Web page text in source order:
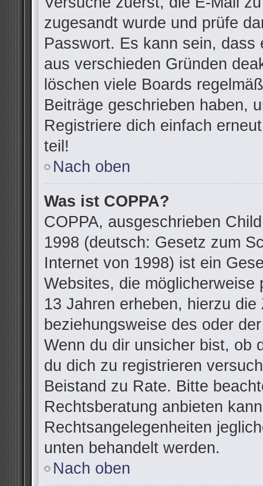
zugesandt wurde und prüfe
Passwort. Es kann sein, dass
aus verschieden Gründen
löschen viele Boards
Beiträge geschrieben haben,
Registriere dich einfach
teil!
Nach oben
Was ist COPPA?
COPPA, ausgeschrieben
1998 (deutsch: Gesetz zum
Internet von 1998) ist ein
Websites, die
13 Jahren erheben, hierzu
beziehungsweise des oder
Wenn du dir unsicher bist, ob
du dich zu registrieren
Beistand zu Rate. Bitte
Rechtsberatung anbieten
Rechtsangelegenheiten
unten behandelt werden.
Nach oben